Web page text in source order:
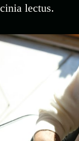
lectus.